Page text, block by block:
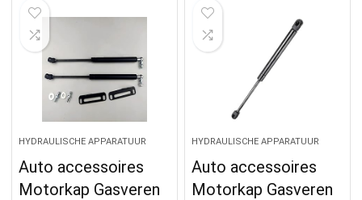
HYDRAULISCHE APPARATUUR
Auto accessoires
Motorkap Gasveren
HYDRAULISCHE APPARATUUR
Auto accessoires
Motorkap Gasveren